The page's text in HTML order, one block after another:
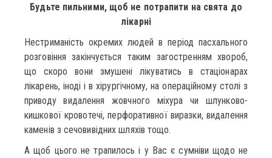
Будьте пильними, щоб не потрапити на свята до
лікарні
Нестриманість окремих людей в період пасхального
розговіння закінчується таким загостренням хвороб,
що скоро вони змушені лікуватись в стаціонарах
лікарень, іноді і в хірургічному, на операційному столі з
приводу видалення жовчного міхура чи шлунково-
кишкової кровотечі, перфоративної виразки, видалення
каменів з сечовивідних шляхів тощо.
А щоб цього не трапилось і у Вас є сумніви щодо не